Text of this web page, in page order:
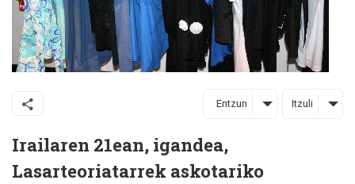
Entzun Itzuli
Irailaren 21ean, igandea,
Lasarteoriatarrek askotariko